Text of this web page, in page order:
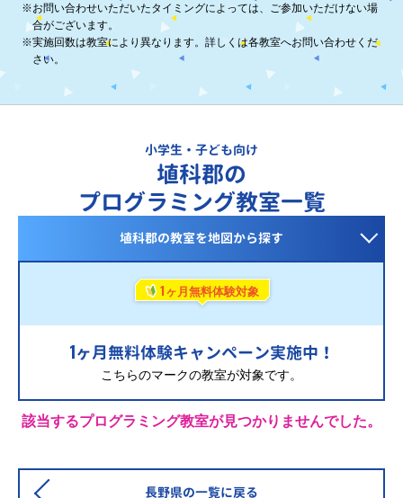
※お問い合わせいただいたタイミングによっては、ご参加いただけない場
合がございます。
※実施回数は教室により異なります。詳しくは各教室へお問い合わせくだ
さい。
小学生・子ども向け
埴科郡の
プログラミング教室一覧
埴科郡の教室を地図から探す
1 ヶ月無料体験対象
1ヶ月無料体験キャンペーン実施中！
こちらのマークの教室が対象です。
該当するプログラミング教室が見つかりませんでした。
長野県の一覧に戻る